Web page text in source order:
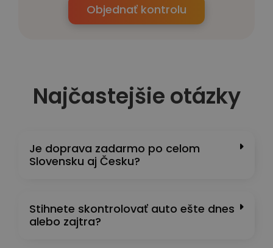
Objednať kontrolu
Najčastejšie otázky
Je doprava zadarmo po celom
Slovensku aj Česku?
Stihnete skontrolovať auto ešte dnes
alebo zajtra?